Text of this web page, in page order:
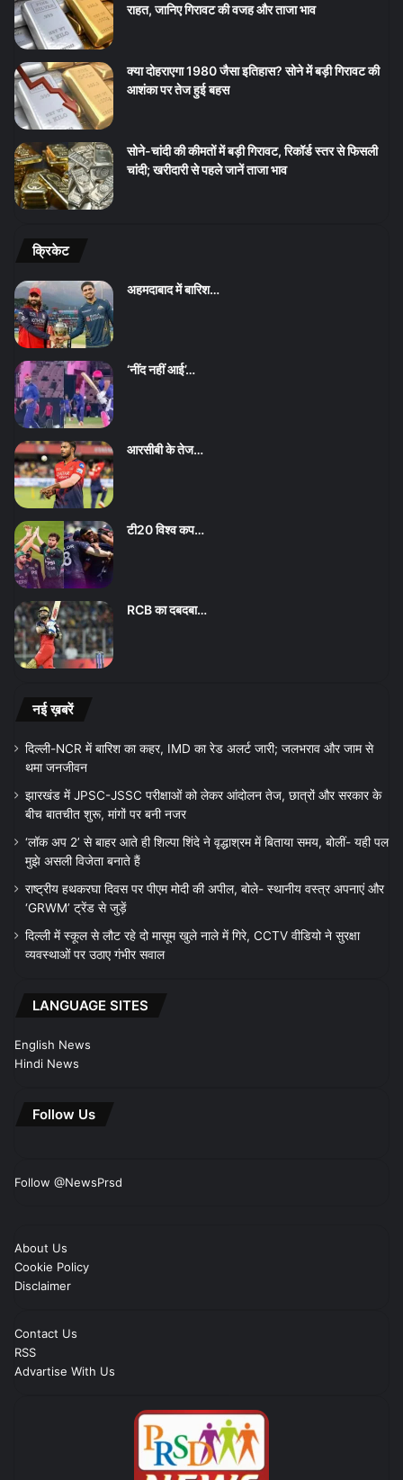
राहत, जानिए गिरावट की वजह और ताजा भाव
क्या दोहराएगा 1980 जैसा इतिहास? सोने में बड़ी गिरावट की
आशंका पर तेज हुई बहस
सोने-चांदी की कीमतों में बड़ी गिरावट, रिकॉर्ड स्तर से फिसली
चांदी; खरीदारी से पहले जानें ताजा भाव
क्रिकेट
अहमदाबाद में बारिश…
‘नींद नहीं आई’…
आरसीबी के तेज…
टी20 विश्व कप…
RCB का दबदबा…
नई ख़बरें
दिल्ली-NCR में बारिश का कहर, IMD का रेड अलर्ट जारी; जलभराव और जाम से
थमा जनजीवन
झारखंड में JPSC-JSSC परीक्षाओं को लेकर आंदोलन तेज, छात्रों और सरकार के
बीच बातचीत शुरू, मांगों पर बनी नजर
‘लॉक अप 2’ से बाहर आते ही शिल्पा शिंदे ने वृद्धाश्रम में बिताया समय, बोलीं- यही पल
मुझे असली विजेता बनाते हैं
राष्ट्रीय हथकरघा दिवस पर पीएम मोदी की अपील, बोले- स्थानीय वस्त्र अपनाएं और
‘GRWM’ ट्रेंड से जुड़ें
दिल्ली में स्कूल से लौट रहे दो मासूम खुले नाले में गिरे, CCTV वीडियो ने सुरक्षा
व्यवस्थाओं पर उठाए गंभीर सवाल
LANGUAGE SITES
English News
Hindi News
Follow Us
Follow @NewsPrsd
About Us
Cookie Policy
Disclaimer
Contact Us
RSS
Advartise With Us